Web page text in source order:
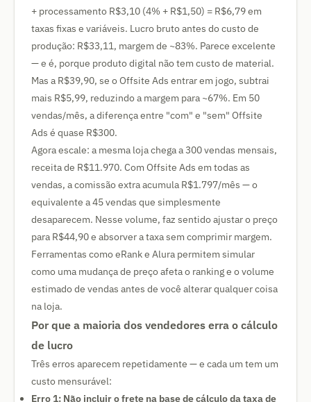
+ processamento R$3,10 (4% + R$1,50) = R$6,79 em
taxas fixas e variáveis. Lucro bruto antes do custo de
produção: R$33,11, margem de ~83%. Parece excelente
— e é, porque produto digital não tem custo de material.
Mas a R$39,90, se o Offsite Ads entrar em jogo, subtrai
mais R$5,99, reduzindo a margem para ~67%. Em 50
vendas/mês, a diferença entre "com" e "sem" Offsite
Ads é quase R$300.
Agora escale: a mesma loja chega a 300 vendas mensais,
receita de R$11.970. Com Offsite Ads em todas as
vendas, a comissão extra acumula R$1.797/mês — o
equivalente a 45 vendas que simplesmente
desaparecem. Nesse volume, faz sentido ajustar o preço
para R$44,90 e absorver a taxa sem comprimir margem.
Ferramentas como eRank e Alura permitem simular
como uma mudança de preço afeta o ranking e o volume
estimado de vendas antes de você alterar qualquer coisa
na loja.
Por que a maioria dos vendedores erra o cálculo
de lucro
Três erros aparecem repetidamente — e cada um tem um
custo mensurável:
Erro 1: Não incluir o frete na base de cálculo da taxa de